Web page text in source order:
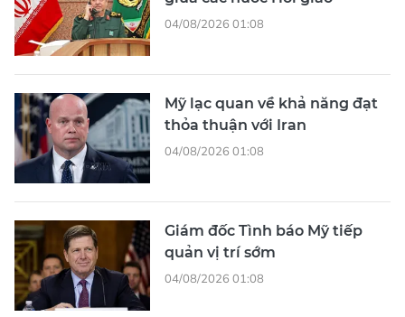
04/08/2026 01:08
Mỹ lạc quan về khả năng đạt
thỏa thuận với Iran
04/08/2026 01:08
Giám đốc Tình báo Mỹ tiếp
quản vị trí sớm
04/08/2026 01:08